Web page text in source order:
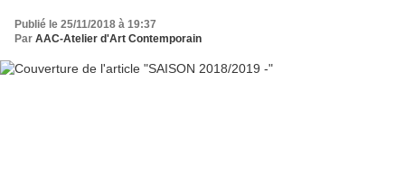
Publié le 25/11/2018 à 19:37
Par AAC-Atelier d'Art Contemporain